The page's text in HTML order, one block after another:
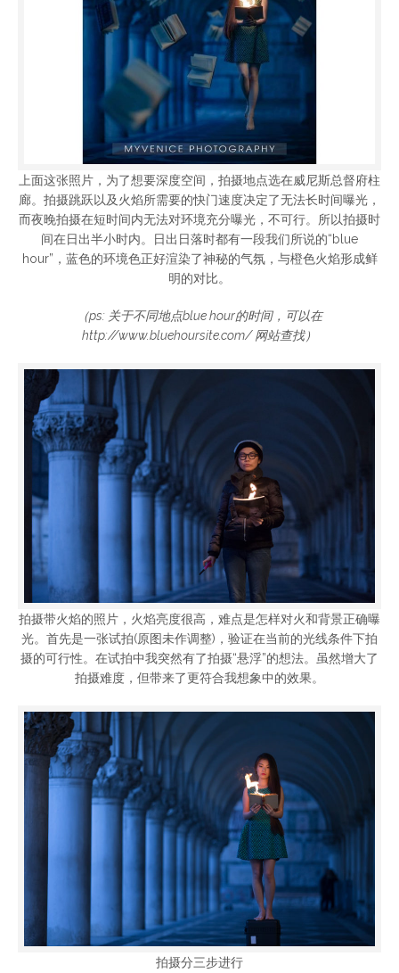
上面这张照片，为了想要深度空间，拍摄地点选在威尼斯总督府柱
廊。拍摄跳跃以及火焰所需要的快门速度决定了无法长时间曝光，
而夜晚拍摄在短时间内无法对环境充分曝光，不可行。所以拍摄时
间在日出半小时内。日出日落时都有一段我们所说的“blue
hour”，蓝色的环境色正好渲染了神秘的气氛，与橙色火焰形成鲜
明的对比。
（ps: 关于不同地点blue hour的时间，可以在
http://www.bluehoursite.com/ 网站查找）
拍摄带火焰的照片，火焰亮度很高，难点是怎样对火和背景正确曝
光。首先是一张试拍(原图未作调整)，验证在当前的光线条件下拍
摄的可行性。在试拍中我突然有了拍摄“悬浮”的想法。虽然增大了
拍摄难度，但带来了更符合我想象中的效果。
拍摄分三步进行